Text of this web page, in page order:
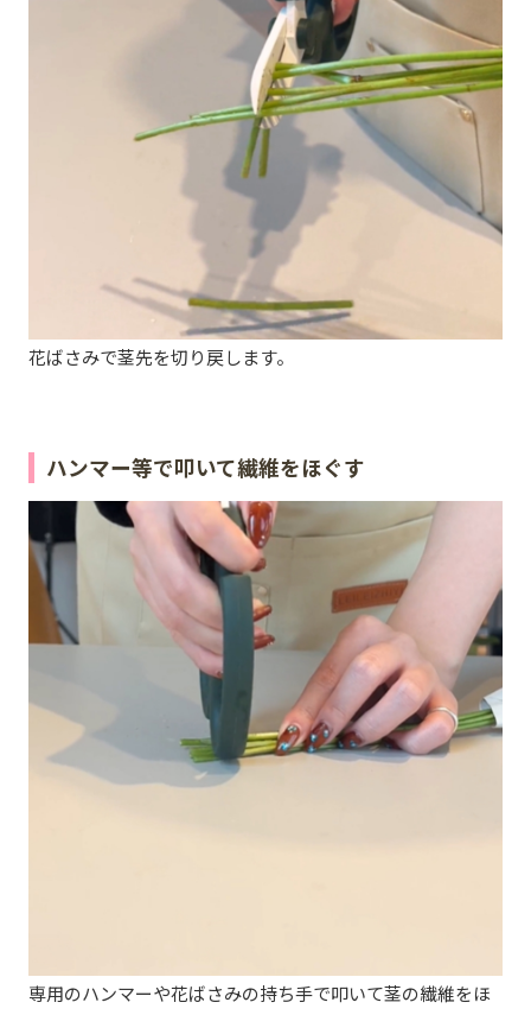
花ばさみで茎先を切り戻します。
ハンマー等で叩いて繊維をほぐす
専用のハンマーや花ばさみの持ち手で叩いて茎の繊維をほ